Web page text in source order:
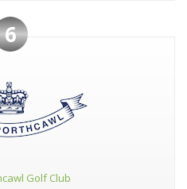
6
Golf Club